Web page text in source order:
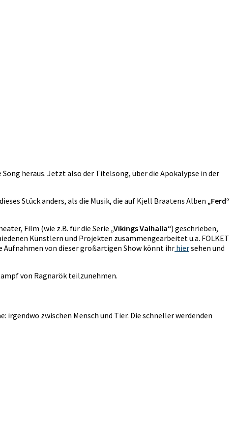
Song heraus. Jetzt also der Titelsong, über die Apokalypse in der
Stück anders, als die Musik, die auf Kjell Braatens Alben „Ferd“
Film (wie z.B. für die Serie „Vikings Valhalla“) geschrieben,
Künstlern und Projekten zusammengearbeitet u.a. FOLKET
Aufnahmen von dieser großartigen Show könnt ihr hiersehen und
von Ragnarök teilzunehmen.
zwischen Mensch und Tier. Die schneller werdenden